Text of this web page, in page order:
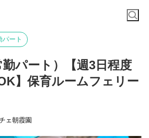
パート
パート）【週3日程度
】保育ルームフェリー
ェ朝霞園